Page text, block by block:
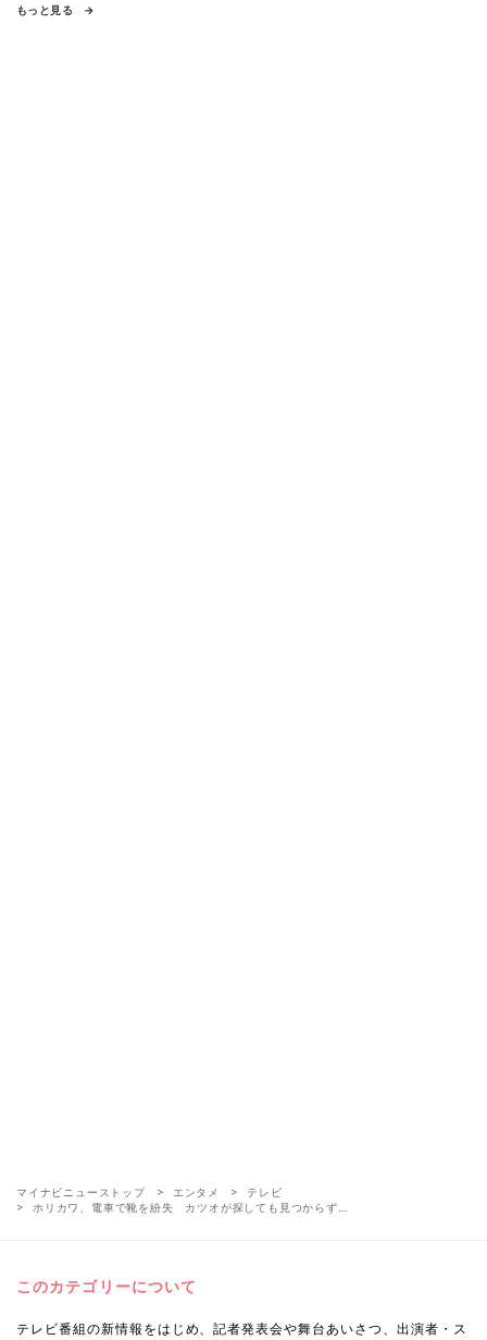
もっと見る
マイナビニューストップ エンタメ
テレビ
ホリカワ、電車で靴を紛失 カツオが探しても見つからず…
このカテゴリーについて
テレビ番組の新情報をはじめ、記者発表会や舞台あいさつ、出演者・ス